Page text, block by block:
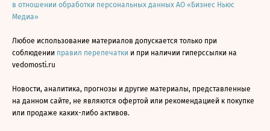
в отношении обработки персональных данных АО «Бизнес Ньюс
Медиа»
Любое использование материалов допускается только при
соблюдении правил перепечатки и при наличии гиперссылки на
vedomosti.ru
Новости, аналитика, прогнозы и другие материалы, представленные
на данном сайте, не являются офертой или рекомендацией к покупке
или продаже каких-либо активов.